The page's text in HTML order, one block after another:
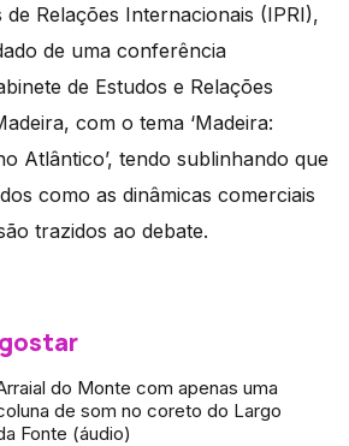
Relações Internacionais (IPRI),
de uma conferência
de Estudos e Relações
com o tema ‘Madeira:
Atlântico’, tendo sublinhando que
como as dinâmicas comerciais
trazidos ao debate.
do Monte com apenas uma
de som no coreto do Largo
Fonte (áudio)